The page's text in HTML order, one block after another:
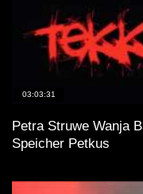
03:03:31
Petra Struwe Wanja
Speicher Petkus